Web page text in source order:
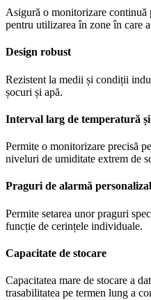
Asigură o monitorizare continuă
pentru utilizarea în zone în care
Design robust
Rezistent la medii și condiții
șocuri și apă.
Interval larg de temperatură
Permite o monitorizare precisă
niveluri de umiditate extrem de
Praguri de alarmă
Permite setarea unor praguri
funcție de cerințele individuale.
Capacitate de stocare
Capacitatea mare de stocare a
trasabilitatea pe termen lung a